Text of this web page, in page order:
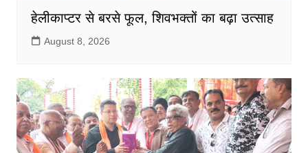
हेलीकाप्टर से बरसे फूल, शिवभक्तों का बढ़ा उत्साह
August 8, 2026